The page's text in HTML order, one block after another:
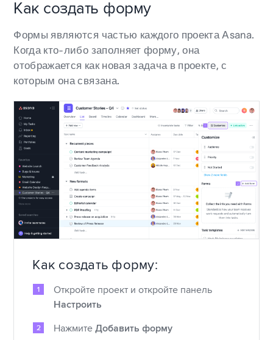
Как создать форму
Формы являются частью каждого проекта Asana.
Когда кто-либо заполняет форму, она
отображается как новая задача в проекте, с
которым она связана.
Как создать форму:
Откройте проект и откройте панель
Настроить
НажмитеДобавить форму